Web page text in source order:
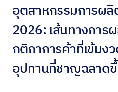
อุตสาหกรรมการผลิ
2026: เส้นทางการ
กติกาการค้าที่เข้มง
อุปทานที่ชาญฉลาด